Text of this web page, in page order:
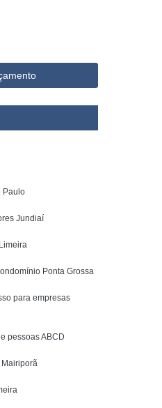
de Portaria
Paulo
Jundiaí
Ponta Grossa
para empresas
pessoas ABCD